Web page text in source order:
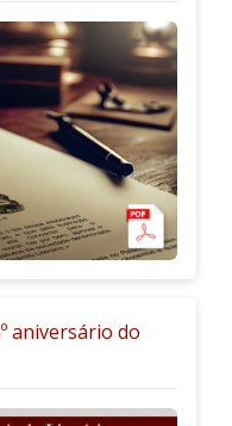
aniversário do